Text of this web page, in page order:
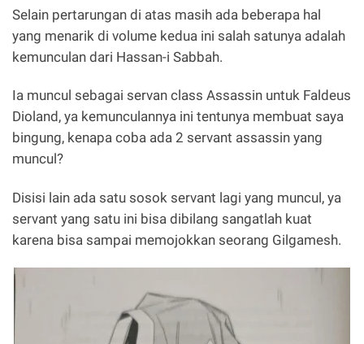
Selain pertarungan di atas masih ada beberapa hal
yang menarik di volume kedua ini salah satunya adalah
kemunculan dari Hassan-i Sabbah.
Ia muncul sebagai servan class Assassin untuk Faldeus
Dioland, ya kemunculannya ini tentunya membuat saya
bingung, kenapa coba ada 2 servant assassin yang
muncul?
Disisi lain ada satu sosok servant lagi yang muncul, ya
servant yang satu ini bisa dibilang sangatlah kuat
karena bisa sampai memojokkan seorang Gilgamesh.